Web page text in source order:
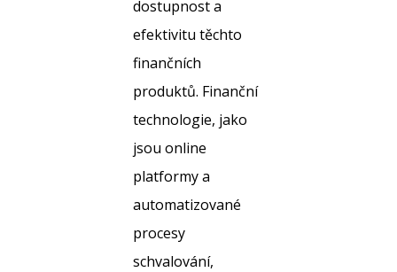
dostupnost a
efektivitu těchto
finančních
produktů. Finanční
technologie, jako
jsou online
platformy a
automatizované
procesy
schvalování,